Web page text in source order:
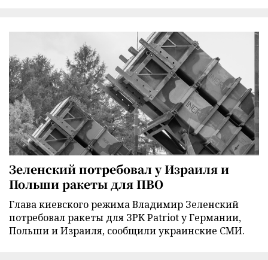
Зеленский потребовал у Израиля и
Польши ракеты для ПВО
Глава киевского режима Владимир Зеленский
потребовал ракеты для ЗРК Patriot у Германии,
Польши и Израиля, сообщили украинские СМИ.